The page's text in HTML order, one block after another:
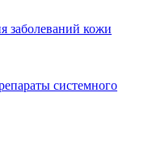
заболеваний кожи
системного